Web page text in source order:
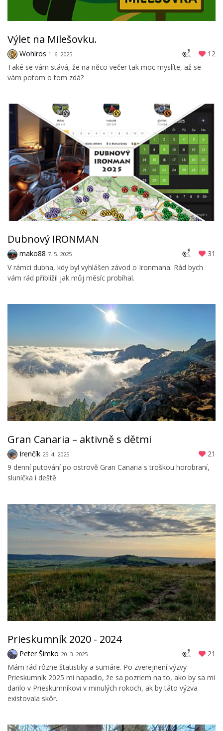
Výlet na Milešovku.
Wohlros 1. 6. 2025
12
Také se vám stává, že na něco večer tak moc myslíte, až se
vám potom o tom zdá?
Dubnový IRONMAN
mako88 7. 5. 2025
31
V rámci dubna, kdy byl vyhlášen závod o Ironmana. Rád bych
vám rád přiblížil jak můj měsíc probíhal.
Gran Canaria – aktivně s dětmi
Irenčík 25. 4. 2025
21
9 denní putování po ostrově Gran Canaria s troškou horobraní,
sluníčka i deště.
Prieskumník 2020 - 2024
Peter Šimko 20. 3. 2025
21
Mám rád rôzne štatistiky a sumáre. Po zverejnení výzvy
Prieskumník 2025 mi napadlo, že sa pozriem na to, ako by sa mi
darilo v Prieskumníkovi v minulých rokoch, ak by táto výzva
existovala skôr.